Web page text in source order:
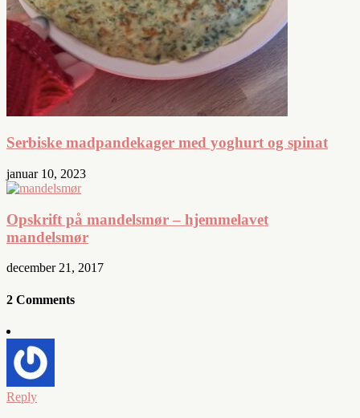
Serbiske madpandekager med yoghurt og spinat
januar 10, 2023
Opskrift på mandelsmør – hjemmelavet
mandelsmør
december 21, 2017
2 Comments
Reply